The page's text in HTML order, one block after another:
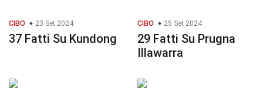
CIBO 23 Set 2024
37 Fatti Su Kundong
CIBO 25 Set 2024
29 Fatti Su Prugna
Illawarra